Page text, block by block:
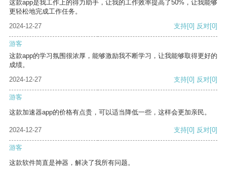
这款app是我工作上的得力助手，让我的工作效率提高了50%，让我能够
更轻松地完成工作任务。
2024-12-27
支持[0] 反对[0]
游客
这款app的学习氛围很浓厚，能够激励我不断学习，让我能够取得更好的
成绩。
2024-12-27
支持[0] 反对[0]
游客
这款加速器app的价格有点贵，可以适当降低一些，这样会更加亲民。
2024-12-27 支持[0] 反对[0]
游客
这款软件简直是神器，解决了我所有问题。